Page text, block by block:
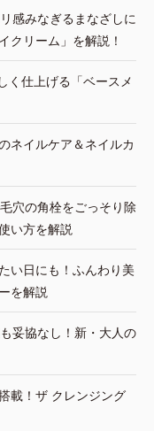
感みなぎるまなざしに
クリーム」を解説！
く仕上げる「ベースメ
ネイルケア＆ネイルカ
穴の角栓をごっそり除
い方を解説
い日にも！ふんわり美
を解説
妥協なし！新・大人の
載！ザ クレンジング